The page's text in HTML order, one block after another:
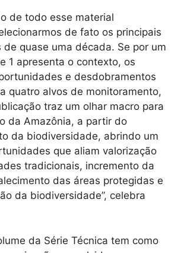
de todo esse material
de fato os principais
de quase uma década. Se por um
1 apresenta o contexto, os
e desdobramentos
quatro alvos de monitoramento,
traz um olhar macro para
da Amazônia, a partir do
da biodiversidade, abrindo um
que aliam valorização
tradicionais, incremento da
das áreas protegidas e
da biodiversidade”, celebra
da Série Técnica tem como